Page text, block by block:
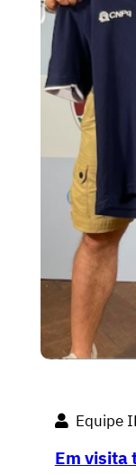
Equipe
Em visita